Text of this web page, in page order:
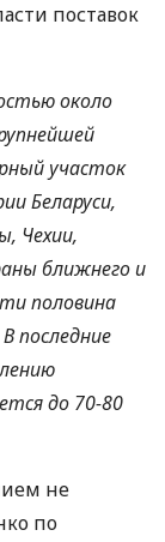
поставок
около
участок
Беларуси,
Чехии,
ближнего и
половина
последние
до 70-80
не
по